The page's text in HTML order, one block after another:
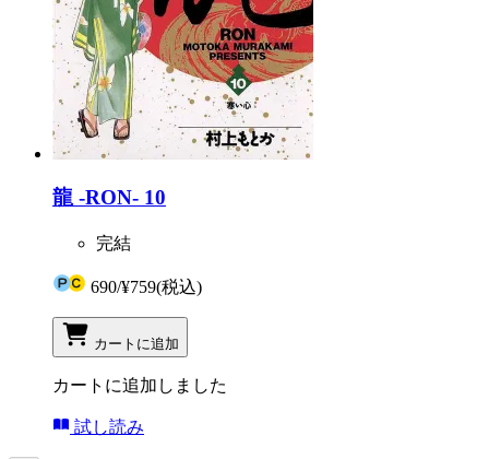
龍 -RON- 10
完結
690/¥759(税込)
カートに追加
カートに追加しました
試し読み